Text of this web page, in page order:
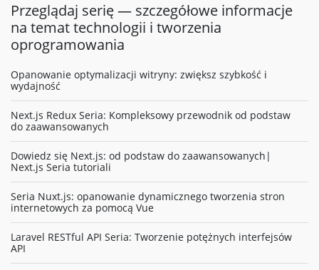
Przeglądaj serię — szczegółowe informacje
na temat technologii i tworzenia
oprogramowania
Opanowanie optymalizacji witryny: zwiększ szybkość i
wydajność
Next.js Redux Seria: Kompleksowy przewodnik od podstaw
do zaawansowanych
Dowiedz się Next.js: od podstaw do zaawansowanych|
Next.js Seria tutoriali
Seria Nuxt.js: opanowanie dynamicznego tworzenia stron
internetowych za pomocą Vue
Laravel RESTful API Seria: Tworzenie potężnych interfejsów
API